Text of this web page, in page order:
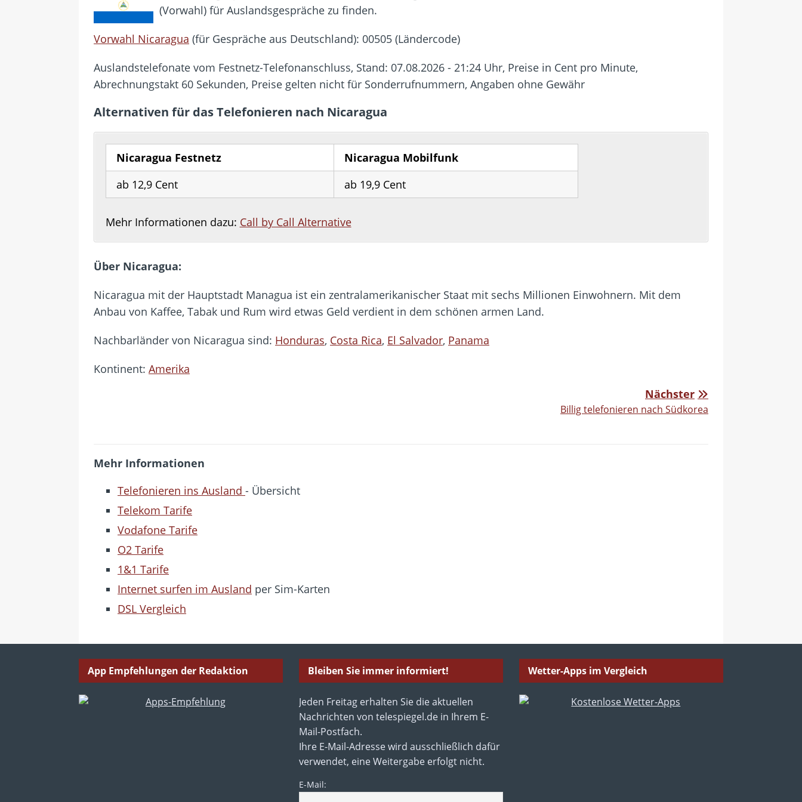
[ 22. Juli 2026 ]
WhatsApp macht die Handynummer unsichtbar – Die Benutzernamen kommen
[ 21. Juli 2026 ]
Wichtiges BGH-Urteil – Verbraucherrechte bei Online-Kündigung gestärkt
[ 7. August 2026 ] DSL-Ende rückt näher – Viele setzen trotzdem immer noch auf Kupfernetz
(Vorwahl) für Auslandsgespräche zu finden.
Vorwahl Nicaragua (für Gespräche aus Deutschland): 00505 (Ländercode)
Auslandstelefonate vom Festnetz-Telefonanschluss, Stand: 07.08.2026 - 21:24 Uhr, Preise in Cent pro Minute,
Abrechnungstakt 60 Sekunden, Preise gelten nicht für Sonderrufnummern, Angaben ohne Gewähr
Alternativen für das Telefonieren nach Nicaragua
Nicaragua Festnetz
Nicaragua Mobilfunk
ab 12,9 Cent
ab 19,9 Cent
Mehr Informationen dazu: Call by Call Alternative
Über Nicaragua:
Nicaragua mit der Hauptstadt Managua ist ein zentralamerikanischer Staat mit sechs Millionen Einwohnern. Mit dem
Anbau von Kaffee, Tabak und Rum wird etwas Geld verdient in dem schönen armen Land.
Nachbarländer von Nicaragua sind: Honduras, Costa Rica, El Salvador, Panama
Kontinent: Amerika
Nächster
Billig telefonieren nach Südkorea
Mehr Informationen
Telefonieren ins Ausland - Übersicht
Telekom Tarife
Vodafone Tarife
O2 Tarife
1&1 Tarife
Internet surfen im Ausland per Sim-Karten
DSL Vergleich
App Empfehlungen der Redaktion Bleiben Sie immer informiert!
Jeden Freitag erhalten Sie die aktuellen
Nachrichten von telespiegel.de in Ihrem E-
Mail-Postfach.
Ihre E-Mail-Adresse wird ausschließlich dafür
verwendet, eine Weitergabe erfolgt nicht.
E-Mail:
Wetter-Apps im Vergleich